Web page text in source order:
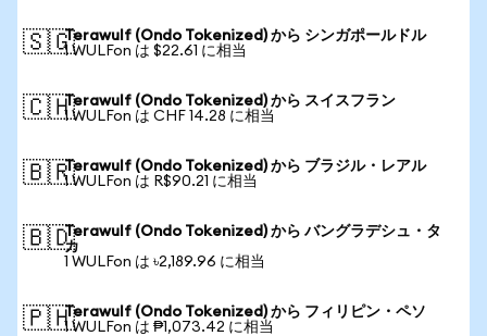
🇸🇬Terawulf (Ondo Tokenized) から シンガポールドル
1 WULFon は $22.61 に相当
🇨🇭Terawulf (Ondo Tokenized) から スイスフラン
1 WULFon は CHF 14.28 に相当
🇧🇷Terawulf (Ondo Tokenized) から ブラジル・レアル
1 WULFon は R$90.21 に相当
🇧🇩Terawulf (Ondo Tokenized) から バングラデシュ・タ
カ
1 WULFon は ৳2,189.96 に相当
🇵🇭Terawulf (Ondo Tokenized) から フィリピン・ペソ
1 WULFon は ₱1,073.42 に相当